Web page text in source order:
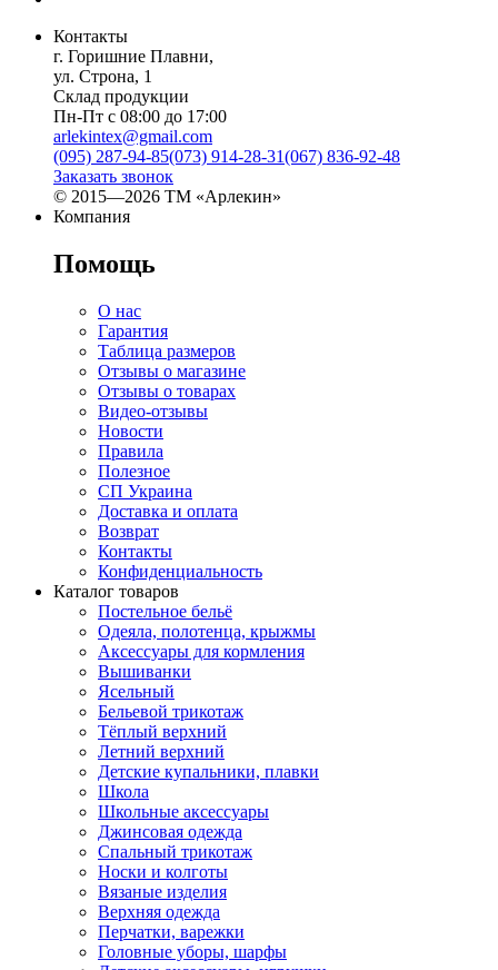
Контакты
г. Горишние Плавни,
ул. Строна, 1
Склад продукции
Пн-Пт с 08:00 до 17:00
arlekintex@gmail.com
(095) 287-94-85(073) 914-28-31(067) 836-92-48
Заказать звонок
© 2015—2026 ТМ «Арлекин»
Компания
Помощь
О нас
Гарантия
Таблица размеров
Отзывы о магазине
Отзывы о товарах
Видео-отзывы
Новости
Правила
Полезное
СП Украина
Доставка и оплата
Возврат
Контакты
Конфиденциальность
Каталог товаров
Постельное бельё
Одеяла, полотенца, крыжмы
Аксессуары для кормления
Вышиванки
Ясельный
Бельевой трикотаж
Тёплый верхний
Летний верхний
Детские купальники, плавки
Школа
Школьные аксессуары
Джинсовая одежда
Спальный трикотаж
Носки и колготы
Вязаные изделия
Верхняя одежда
Перчатки, варежки
Головные уборы, шарфы